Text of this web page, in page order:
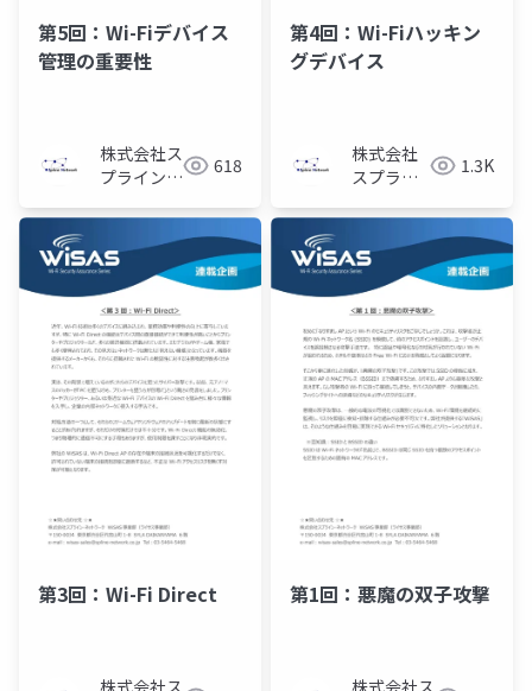
第5回：Wi-Fiデバイス
管理の重要性
株式会社ス
プライン・
ク
618
第4回：Wi-Fiハッキン
グデバイス
株式会社
スプライ
トワーク
1.3K
第3回：Wi-Fi Direct
株式会社ス
第1回：悪魔の双子攻撃
株式会社ス